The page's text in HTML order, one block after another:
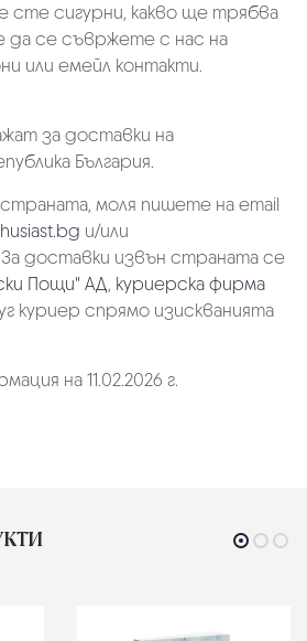
сте сигурни, какво ще трябва
да се съвржете с нас на
или емейл контакти.
за доставки на
България.
моля пишете на email
и/или
За доставки извън страната се
Пощи" АД, куриерска фирма
куриер спрямо изискванията
на 11.02.2026 г.